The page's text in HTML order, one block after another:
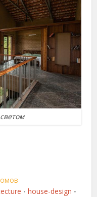
• house-design •